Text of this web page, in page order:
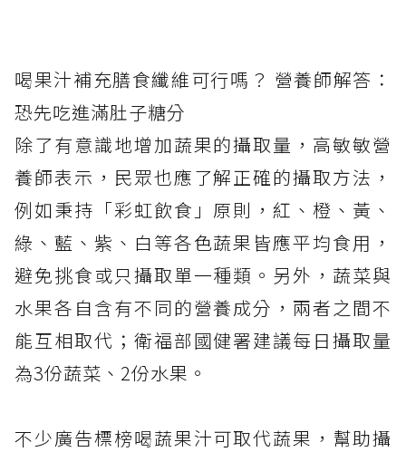
喝果汁補充膳食纖維可行嗎？ 營養師解答：
恐先吃進滿肚子糖分
除了有意識地增加蔬果的攝取量，高敏敏營
養師表示，民眾也應了解正確的攝取方法，
例如秉持「彩虹飲食」原則，紅、橙、黃、
綠、藍、紫、白等各色蔬果皆應平均食用，
避免挑食或只攝取單一種類。另外，蔬菜與
水果各自含有不同的營養成分，兩者之間不
能互相取代；衛福部國健署建議每日攝取量
為3份蔬菜、2份水果。
不少廣告標榜喝蔬果汁可取代蔬果，幫助攝